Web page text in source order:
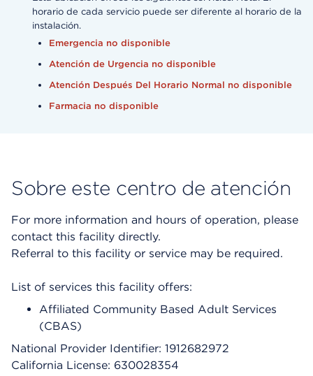
horario de cada servicio puede ser diferente al horario de la
instalación.
Emergencia no disponible
Atención de Urgencia no disponible
Atención Después Del Horario Normal no disponible
Farmacia no disponible
Sobre este centro de atención
For more information and hours of operation, please
contact this facility directly.
Referral to this facility or service may be required.
List of services this facility offers:
Affiliated Community Based Adult Services
(CBAS)
National Provider Identifier: 1912682972
California License: 630028354